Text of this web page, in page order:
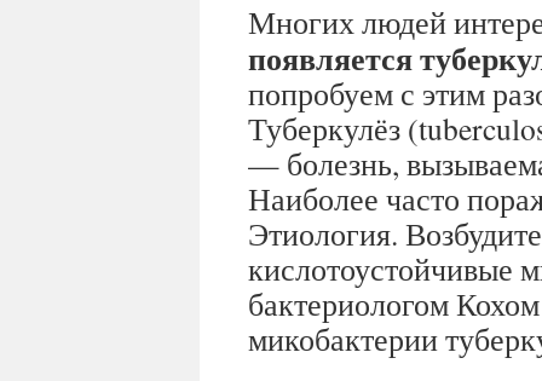
Многих людей
появляется
попробуем с этим
Туберкулёз
— болезнь,
Наиболее часто
Этиология.
кислотоустойчивые
бактериологом
микобактерии